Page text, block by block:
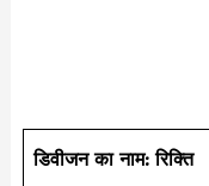
डिवीजन का नाम: रिक्ति